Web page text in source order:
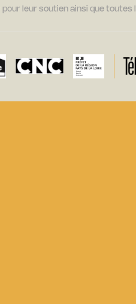
leur soutien ainsi que